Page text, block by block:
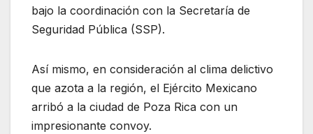
bajo la coordinación con la Secretaría de
Seguridad Pública (SSP).
Así mismo, en consideración al clima delictivo
que azota a la región, el Ejército Mexicano
arribó a la ciudad de Poza Rica con un
impresionante convoy.